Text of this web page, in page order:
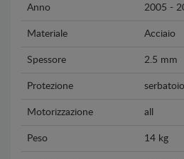
Anno 2005 -
Materiale Acciaio
Spessore 2.5 mm
Protezione serbatoio
Motorizzazione all
Peso 14 kg